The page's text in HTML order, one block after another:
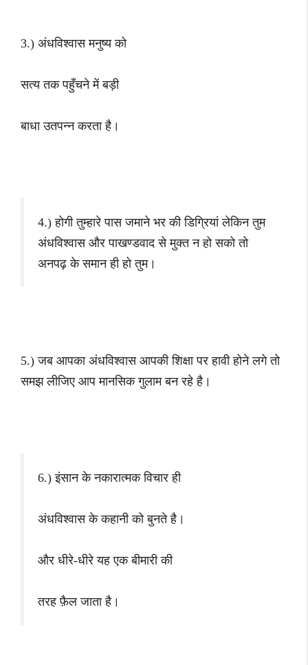
3.) अंधविश्वास मनुष्य को
सत्य तक पहुँचने में बड़ी
बाधा उतपन्न करता है।
4.) होगी तुम्हारे पास जमाने भर की डिग्रियां लेकिन तुम
अंधविश्वास और पाखण्डवाद से मुक्त न हो सको तो
अनपढ़ के समान ही हो तुम।
5.) जब आपका अंधविश्वास आपकी शिक्षा पर हावी होने लगे तो
समझ लीजिए आप मानसिक गुलाम बन रहे है।
6.) इंसान के नकारात्मक विचार ही
अंधविश्वास के कहानी को बुनते है।
और धीरे-धीरे यह एक बीमारी की
तरह फ़ैल जाता है।